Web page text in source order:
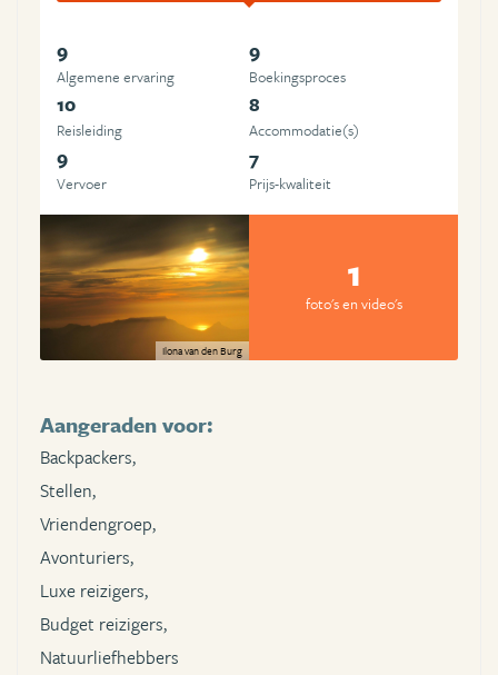
9
Algemene ervaring
9
Boekingsproces
10
Reisleiding
8
Accommodatie(s)
9
Vervoer
7
Prijs-kwaliteit
Ilona van den Burg
1
foto's en video's
Aangeraden voor:
Backpackers,
Stellen,
Vriendengroep,
Avonturiers,
Luxe reizigers,
Budget reizigers,
Natuurliefhebbers